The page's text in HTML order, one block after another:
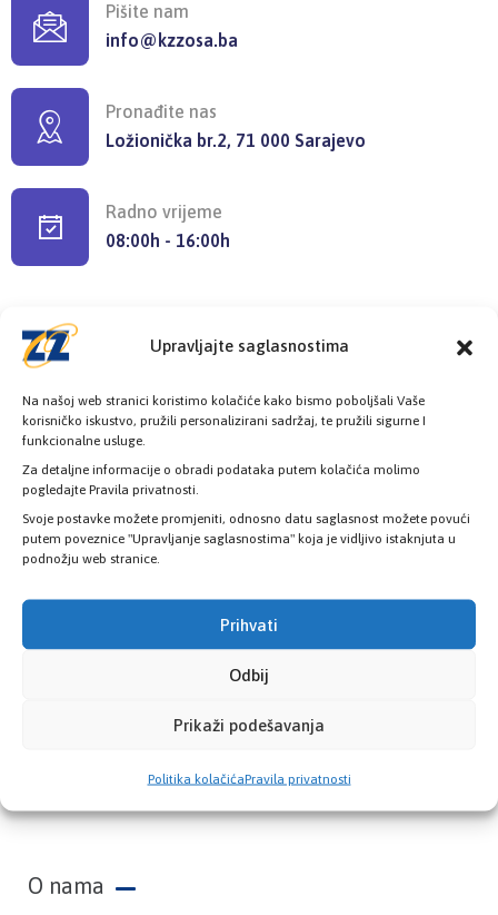
Upravljajte saglasnostima
Na našoj web stranici koristimo kolačiće kako bismo poboljšali Vaše
korisničko iskustvo, pružili personalizirani sadržaj, te pružili sigurne I
funkcionalne usluge.
Za detaljne informacije o obradi podataka putem kolačića molimo
pogledajte Pravila privatnosti.
Svoje postavke možete promjeniti, odnosno datu saglasnost možete povući
putem poveznice "Upravljanje saglasnostima" koja je vidljivo istaknjuta u
podnožju web stranice.
Prihvati
Odbij
Prikaži podešavanja
Politika kolačićaPravila privatnosti
Pišite nam
info@kzzosa.ba
Pronađite nas
Ložionička br.2, 71 000 Sarajevo
Radno vrijeme
08:00h - 16:00h
Provjerite status vaše elektronske
zdravstvene kartice
PROVJERITE STATUS
O nama